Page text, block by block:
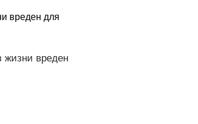
вреден для
жизни вреден